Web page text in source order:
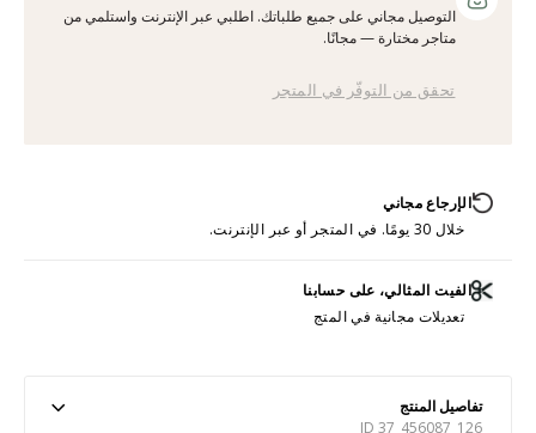
التوصيل مجاني على جميع طلباتك. اطلبي عبر الإنترنت واستلمي من
متاجر مختارة — مجانًا.
تحقق من التوفّر في المتجر
الإرجاع مجاني
خلال 30 يومًا. في المتجر أو عبر الإنترنت.
الفيت المثالي، على حسابنا
تعديلات مجانية في المتج
تفاصيل المنتج
ID 37_456087_126